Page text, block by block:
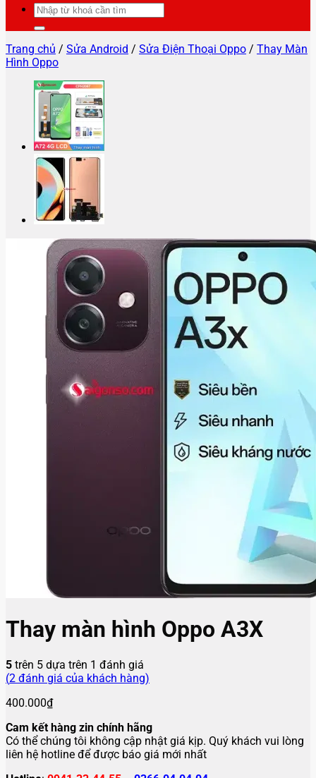
Tìm
kiếm:
Trang chủ / Sửa Android / Sửa Điện Thoại Oppo / Thay Màn
Hình Oppo
Thay màn hình Oppo A3X
5 trên 5 dựa trên 1 đánh giá
(2 đánh giá của khách hàng)
400.000₫
Cam kết hàng zin chính hãng
Có thể chúng tôi không cập nhật giá kịp. Quý khách vui lòng
liên hệ hotline để được báo giá mới nhất